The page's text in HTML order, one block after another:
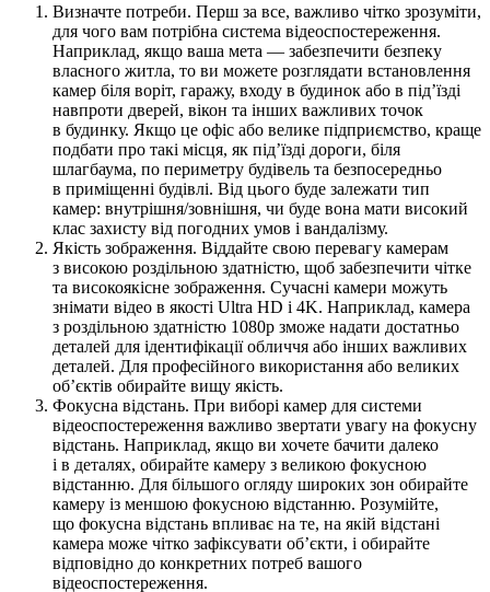
Визначте потреби. Перш за все, важливо чітко зрозуміти,
для чого вам потрібна система відеоспостереження.
Наприклад, якщо ваша мета — забезпечити безпеку
власного житла, то ви можете розглядати встановлення
камер біля воріт, гаражу, входу в будинок або в під’їзді
навпроти дверей, вікон та інших важливих точок
в будинку. Якщо це офіс або велике підприємство, краще
подбати про такі місця, як під’їзді дороги, біля
шлагбаума, по периметру будівель та безпосередньо
в приміщенні будівлі. Від цього буде залежати тип
камер: внутрішня/зовнішня, чи буде вона мати високий
клас захисту від погодних умов і вандалізму.
Якість зображення. Віддайте свою перевагу камерам
з високою роздільною здатністю, щоб забезпечити чітке
та високоякісне зображення. Сучасні камери можуть
знімати відео в якості Ultra HD і 4K. Наприклад, камера
з роздільною здатністю 1080p зможе надати достатньо
деталей для ідентифікації обличчя або інших важливих
деталей. Для професійного використання або великих
об’єктів обирайте вищу якість.
Фокусна відстань. При виборі камер для системи
відеоспостереження важливо звертати увагу на фокусну
відстань. Наприклад, якщо ви хочете бачити далеко
і в деталях, обирайте камеру з великою фокусною
відстанню. Для більшого огляду широких зон обирайте
камеру із меншою фокусною відстанню. Розумійте,
що фокусна відстань впливає на те, на якій відстані
камера може чітко зафіксувати об’єкти, і обирайте
відповідно до конкретних потреб вашого
відеоспостереження.